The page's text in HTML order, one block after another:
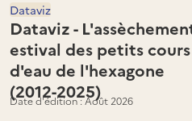
Dataviz -
estival des petits cours
d'eau de l'hexagone
(2012-2025)
Dataviz
Date d'édition : Août 2026